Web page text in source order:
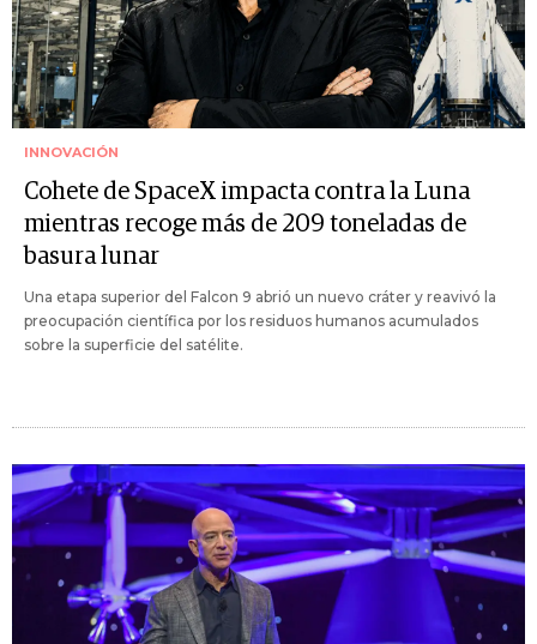
INNOVACIÓN
Cohete de SpaceX impacta contra la Luna
mientras recoge más de 209 toneladas de
basura lunar
Una etapa superior del Falcon 9 abrió un nuevo cráter y reavivó la
preocupación científica por los residuos humanos acumulados
sobre la superficie del satélite.